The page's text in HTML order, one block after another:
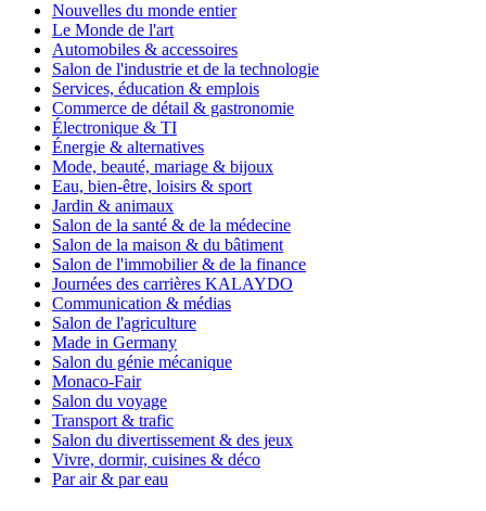
Nouvelles du monde entier
Le Monde de l'art
Automobiles & accessoires
Salon de l'industrie et de la technologie
Services, éducation & emplois
Commerce de détail & gastronomie
Électronique & TI
Énergie & alternatives
Mode, beauté, mariage & bijoux
Eau, bien-être, loisirs & sport
Jardin & animaux
Salon de la santé & de la médecine
Salon de la maison & du bâtiment
Salon de l'immobilier & de la finance
Journées des carrières KALAYDO
Communication & médias
Salon de l'agriculture
Made in Germany
Salon du génie mécanique
Monaco-Fair
Salon du voyage
Transport & trafic
Salon du divertissement & des jeux
Vivre, dormir, cuisines & déco
Par air & par eau